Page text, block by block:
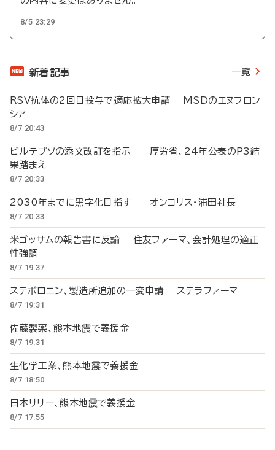
8/5 23:29
新着記事 一覧
RSV抗体の2回目投与で適応拡大申請 MSDのエヌフロン
シア
8/7 20:43
ビルテプソの添文改訂を指示 厚労省、24年公表のP3結
果踏まえ
8/7 20:33
2030年までに黒字化目指す オンコリス・浦田社長
8/7 20:33
米ゴッサムの報告書に反論 住友ファーマ、会計処理の適正
性強調
8/7 19:37
ステボロニン、製造所追加の一変申請 ステラファーマ
8/7 19:31
佐藤製薬、熊本地震で義援金
8/7 19:31
生化学工業、熊本地震で義援金
8/7 18:50
日本リリー、熊本地震で義援金
8/7 17:55